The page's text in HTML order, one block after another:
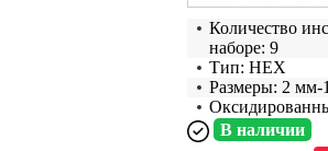
Количество
наборе: 9
Тип: HEX
Размеры: 2 мм-
В наличии